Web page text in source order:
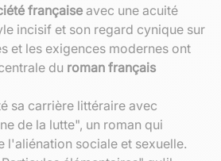
françaiseavec une acuité
incisif et son regard cynique sur
et les exigences modernes ont
du roman français
sa carrière littéraire avec
de la lutte", un roman qui
l'aliénation sociale et sexuelle.